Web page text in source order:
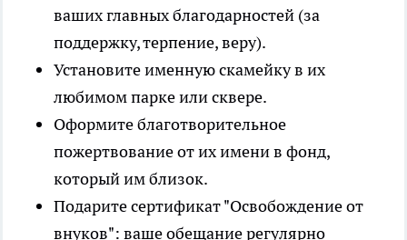
ваших главных благодарностей (за
поддержку, терпение, веру).
Установите именную скамейку в их
любимом парке или сквере.
Оформите благотворительное
пожертвование от их имени в фонд,
который им близок.
Подарите сертификат "Освобождение от
внуков": ваше обещание регулярно